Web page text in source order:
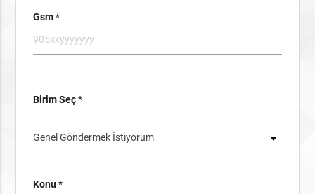
Gsm*
Birim Seç*
Genel Göndermek İstiyorum
Konu*